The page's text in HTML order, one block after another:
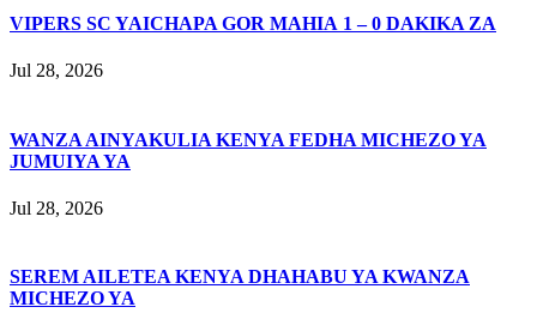
VIPERS SC YAICHAPA GOR MAHIA 1 – 0 DAKIKA ZA
Jul 28, 2026
WANZA AINYAKULIA KENYA FEDHA MICHEZO YA
JUMUIYA YA
Jul 28, 2026
SEREM AILETEA KENYA DHAHABU YA KWANZA
MICHEZO YA